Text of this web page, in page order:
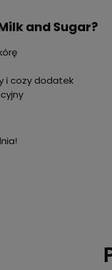
and Sugar?
i cozy dodatek